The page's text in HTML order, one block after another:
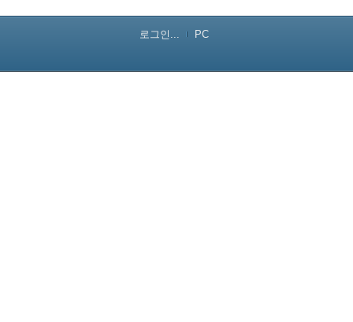
로그인... PC